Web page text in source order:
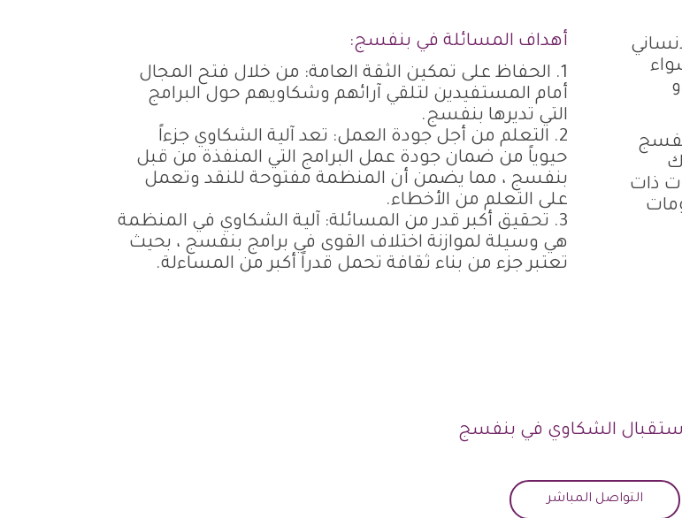
ذات
أهداف المسائلة في بنفسج:
1. الحفاظ على تمكين الثقة العامة: من خلال فتح المجال
أمام المستفيدين لتلقي آرائهم وشكاويهم حول البرامج
التي تديرها بنفسج.
2. التعلم من أجل جودة العمل: تعد آلية الشكاوي جزءاً
حيوياً من ضمان جودة عمل البرامج التي المنفذة من قبل
بنفسج ، مما يضمن أن المنظمة مفتوحة للنقد وتعمل
على التعلم من الأخطاء.
3. تحقيق أكبر قدر من المسائلة: آلية الشكاوي في المنظمة
هي وسيلة لموازنة اختلاف القوى في برامج بنفسج ، بحيث
تعتبر جزء من بناء ثقافة تحمل قدراً أكبر من المساءلة.
الشكاوي في بنفسج
التواصل المباشر